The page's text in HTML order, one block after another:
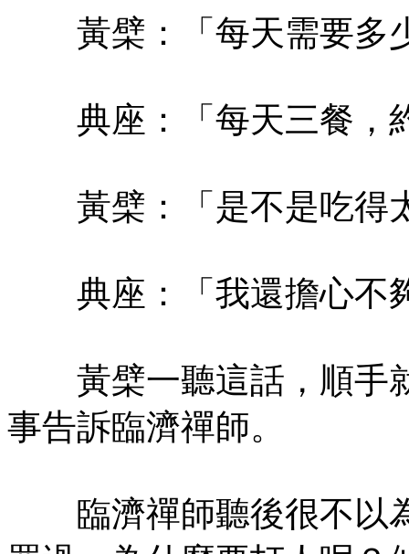
黃檗：「每天需要多
典座：「每天三餐，
黃檗：「是不是吃得
典座：「我還擔心不
黃檗一聽這話，順手
事告訴臨濟禪師。
臨濟禪師聽後很不以